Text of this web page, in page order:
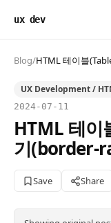
ux dev
Blog/HTML 테이블
UX Development /
2024-07-11
HTML 테이
기(border-
Save Share